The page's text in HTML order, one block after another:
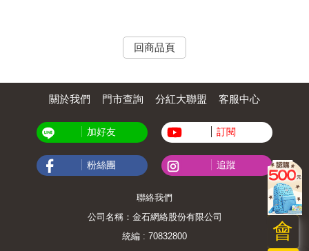
回商品頁
會
關於我們 門市查詢 分紅大聯盟 客服中心
加好友 訂閱
粉絲團 追蹤
聯絡我們
公司名稱：金石網絡股份有限公司
統編 : 70832800